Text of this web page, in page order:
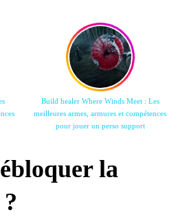
Build healer Where Winds Meet : Les
meilleures armes, armures et compétences
pour jouer un perso support
la